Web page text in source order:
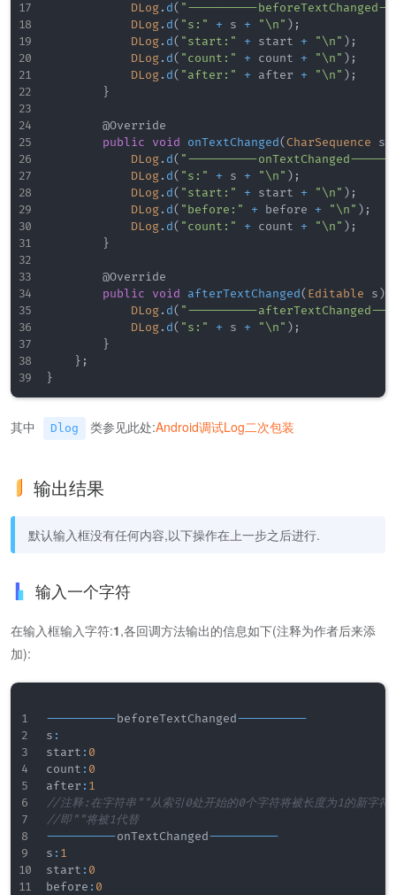
DLog. d( "----------
DLog. d( "s:" + s + "\n" ) ;
DLog. d( "start:" + start + "\n" ) ;
DLog. d( "count:" + count + "\n" ) ;
DLog. d( "after:" + after + "\n" ) ;
}
@Override
public
void onTextChanged(CharSequence s
DLog. d( "----------
DLog. d( "s:" + s + "\n" ) ;
DLog. d( "start:" + start + "\n" ) ;
DLog. d( "before:" + before + "\n" ) ;
DLog. d( "count:" + count + "\n" ) ;
}
@Override
public
void afterTextChanged(Editable s)
DLog. d( "----------
DLog. d( "s:" + s + "\n" ) ;
}
} ;
}
其中 Dlog 类参见此处:Android调试Log二次包装
输出结果
默认输入框没有任何内容,以下操作在上一步之后进行.
输入一个字符
在输入框输入字符:1,各回调方法输出的信息如下(注释为作者后来添
加):
----------beforeTextChanged----------
s :
start : 0
count : 0
after : 1
//注释:在字符串""从索引0处开始的0个字符将被长度为1的新字符
//即""将被1代替
----------onTextChanged----------
s : 1
start : 0
before : 0